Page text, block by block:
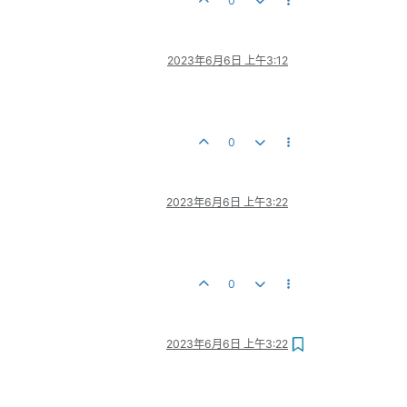
2023年6月6日 上午3:12
0
2023年6月6日 上午3:22
0
2023年6月6日 上午3:22